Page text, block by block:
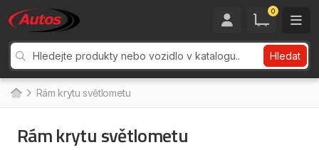
0
Hledat
Rám krytu světlometu
Rám krytu světlometu